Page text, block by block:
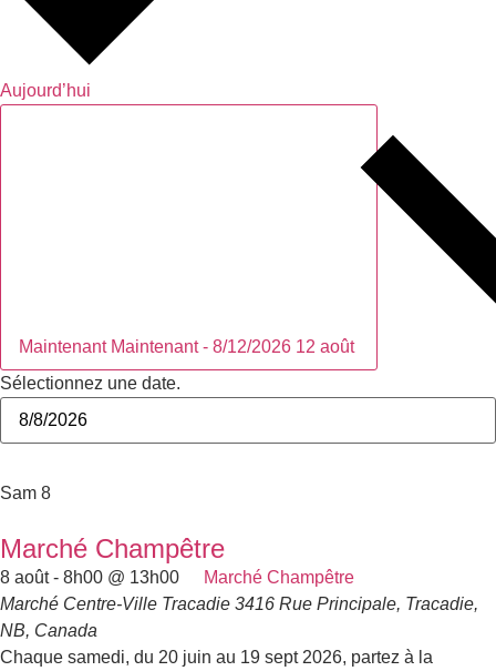
Aujourd’hui
Maintenant Maintenant- 8/12/2026 12 août
Sélectionnez une date.
Sam 8
Marché Champêtre
8 août - 8h00 @ 13h00
Marché Champêtre
Marché Centre-Ville Tracadie 3416 Rue Principale, Tracadie,
NB, Canada
Chaque samedi, du 20 juin au 19 sept 2026, partez à la